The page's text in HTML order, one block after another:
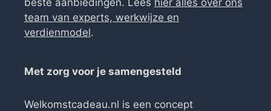
team van experts, werkwijze en
verdienmodel.
Met zorg voor je samengesteld
Welkomstcadeau.nl is een concept